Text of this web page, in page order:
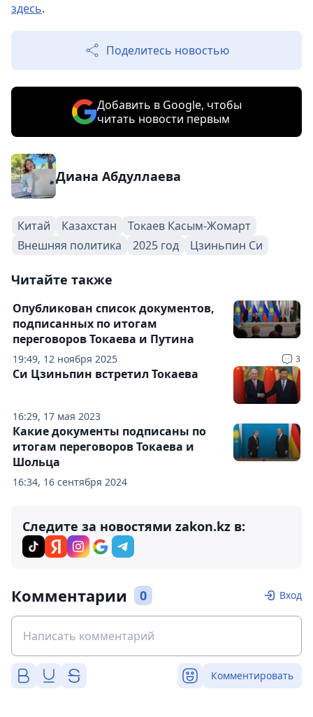
здесь.
Поделитесь новостью
Добавить в Google, чтобы
читать новости первым
Диана Абдуллаева
Китай Казахстан
Токаев Касым-Жомарт
Внешняя политика
2025 год Цзиньпин Си
Читайте также
19:49, 12 ноября 2025 3
Опубликован список документов,
подписанных по итогам
переговоров Токаева и Путина
16:29, 17 мая 2023
Си Цзиньпин встретил Токаева
16:34, 16 сентября 2024
Какие документы подписаны по
итогам переговоров Токаева и
Шольца
Следите за новостями zakon.kz в:
Комментарии 0 Вход
Комментировать